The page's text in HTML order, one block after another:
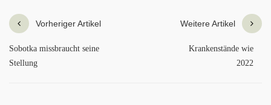
Vorheriger Artikel
Sobotka missbraucht seine
Stellung
Weitere Artikel
Krankenstände wie
2022